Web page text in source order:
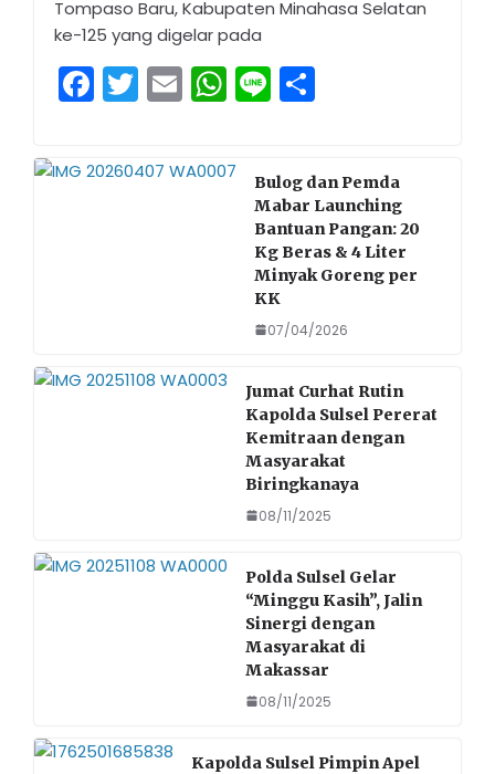
Tompaso Baru, Kabupaten Minahasa Selatan
ke-125 yang digelar pada
F
a
c
e
T
w
itt
er
E
m
ai
l
W
h
a
ts
Li
n
e
Bulog dan Pemda
Mabar Launching
Bantuan Pangan: 20
Kg Beras & 4 Liter
Minyak Goreng per
KK
07/04/2026
Jumat Curhat Rutin
Kapolda Sulsel Pererat
Kemitraan dengan
Masyarakat
Biringkanaya
08/11/2025
Polda Sulsel Gelar
“Minggu Kasih”, Jalin
Sinergi dengan
Masyarakat di
Makassar
08/11/2025
Kapolda Sulsel Pimpin Apel